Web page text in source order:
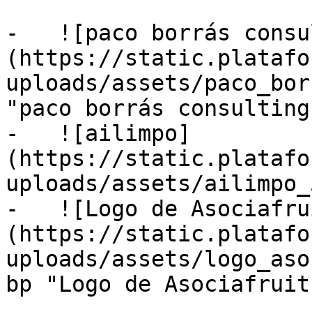
-   ![paco borrás
(https://
uploads/assets/
"paco borrás
-   ![ailimpo]
(https://
uploads/assets/
-   ![Logo de
(https://
uploads/assets/
bp "Logo de